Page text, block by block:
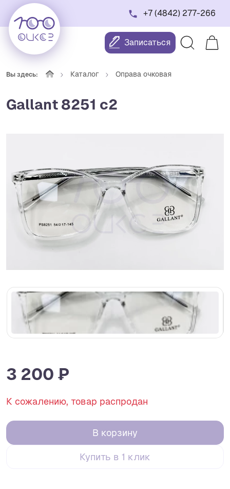
+7 (4842) 277-266
Записаться
Вы здесь: Каталог Оправа очковая
Gallant 8251 c2
3 200 ₽
К сожалению, товар распродан
В корзину
Купить в 1 клик